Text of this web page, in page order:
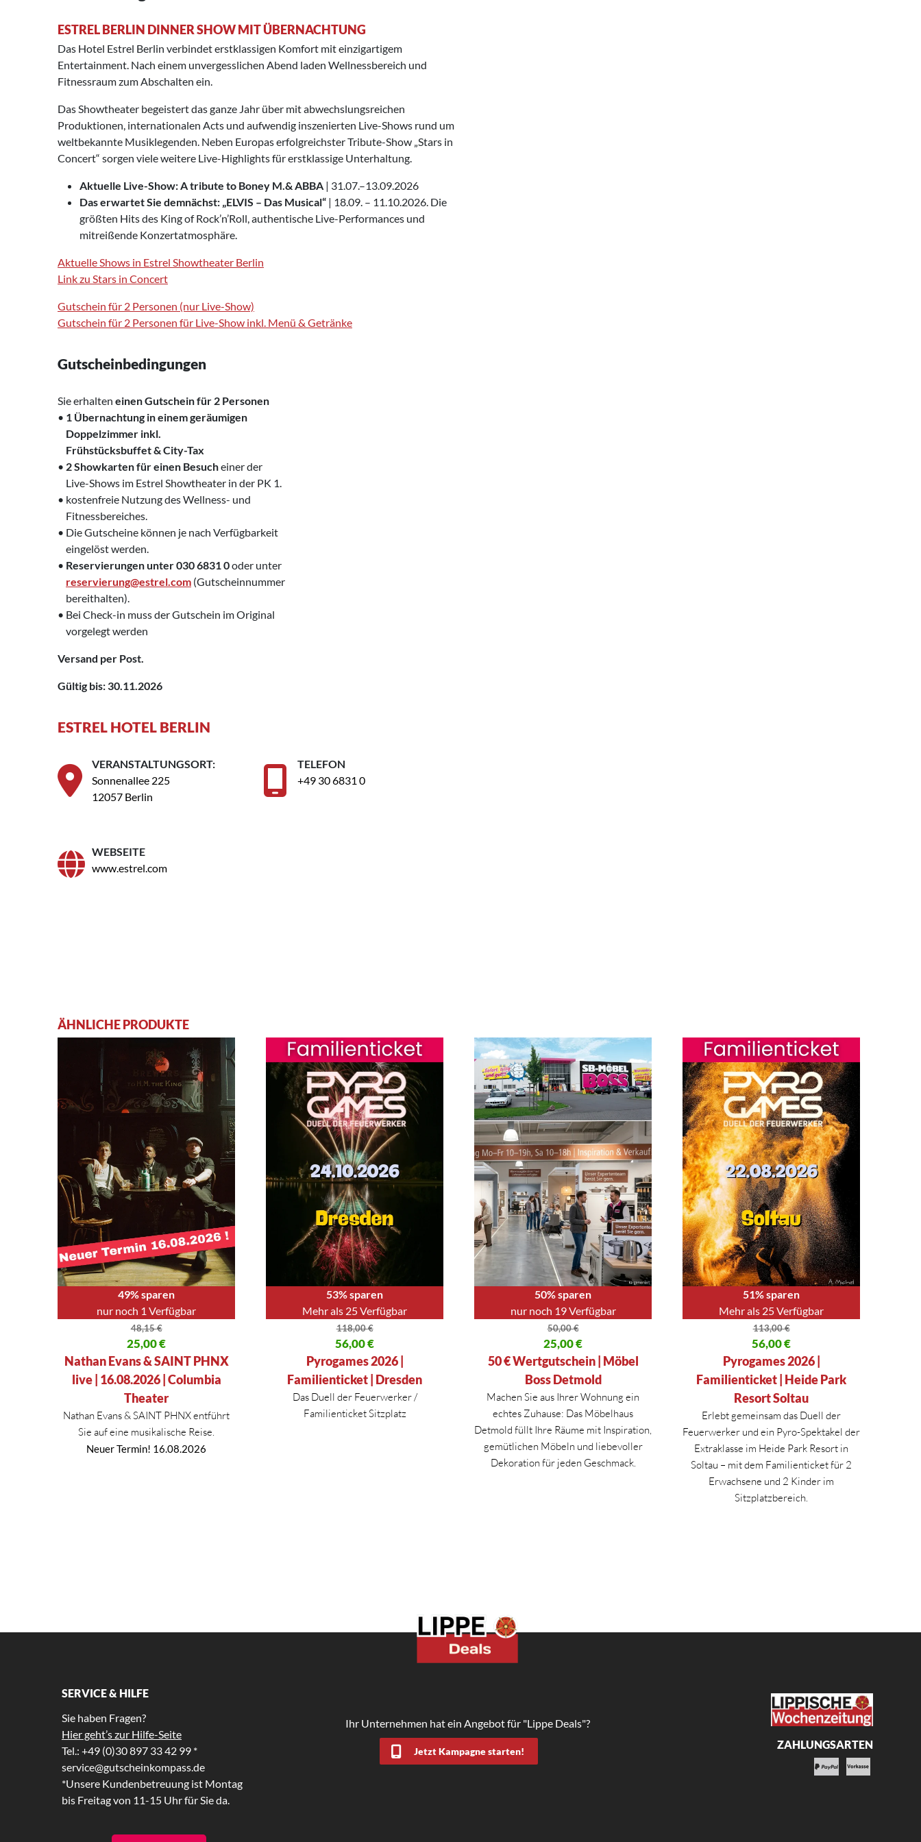
ESTREL BERLIN DINNER SHOW MIT ÜBERNACHTUNG
Das Hotel Estrel Berlin verbindet erstklassigen Komfort mit einzigartigem
Entertainment. Nach einem unvergesslichen Abend laden Wellnessbereich und
Fitnessraum zum Abschalten ein.
Das Showtheater begeistert das ganze Jahr über mit abwechslungsreichen
Produktionen, internationalen Acts und aufwendig inszenierten Live-Shows rund um
weltbekannte Musiklegenden. Neben Europas erfolgreichster Tribute-Show „Stars in
Concert“ sorgen viele weitere Live-Highlights für erstklassige Unterhaltung.
Aktuelle Live-Show:A tribute to Boney M.& ABBA | 31.07.–13.09.2026
Das erwartet Sie demnächst: „ELVIS – Das Musical“ | 18.09. – 11.10.2026. Die
größten Hits des King of Rock’n’Roll, authentische Live-Performances und
mitreißende Konzertatmosphäre.
Aktuelle Shows in Estrel Showtheater Berlin
Link zu Stars in Concert
Gutschein für 2 Personen (nur Live-Show)
Gutschein für 2 Personen für Live-Show inkl. Menü & Getränke
Gutscheinbedingungen
Sie erhalten einen Gutschein für 2 Personen
• 1 Übernachtung in einem geräumigen
‍ Doppelzimmer inkl.
‍ Frühstücksbuffet & City-Tax
• 2 Showkarten für einen Besucheiner der
‍ Live-Shows im Estrel Showtheater in der PK 1.
• kostenfreie Nutzung des Wellness- und
‍ Fitnessbereiches.
• Die Gutscheine können je nach Verfügbarkeit
‍ eingelöst werden.
• Reservierungen unter 030 6831 0oder unter
reservierung@estrel.com (Gutscheinnummer
‍ bereithalten).
• Bei Check-in muss der Gutschein im Original
‍ vorgelegt werden
Versand per Post.
Gültig bis: 30.11.2026
ESTREL HOTEL BERLIN
VERANSTALTUNGSORT:
Sonnenallee 225
12057 Berlin
TELEFON
+49 30 6831 0
WEBSEITE
www.estrel.com
ÄHNLICHE PRODUKTE
49% sparen
nur noch 1 Verfügbar
48,15€
Ursprünglicher Preis war: 48,15 €
25,00€
Aktueller Preis ist: 25,00 €.
Nathan Evans & SAINT PHNX
live | 16.08.2026 | Columbia
Theater
Nathan Evans & SAINT PHNX entführt
Sie auf eine musikalische Reise.
Neuer Termin! 16.08.2026
53% sparen
Mehr als 25 Verfügbar
118,00€
Ursprünglicher Preis war: 118,00 €
56,00€
Aktueller Preis ist: 56,00 €.
Pyrogames 2026 |
Familienticket | Dresden
Das Duell der Feuerwerker /
Familienticket Sitzplatz
50% sparen
nur noch 19 Verfügbar
50,00€
Ursprünglicher Preis war: 50,00 €
25,00€
Aktueller Preis ist: 25,00 €.
50 € Wertgutschein | Möbel
Boss Detmold
Machen Sie aus Ihrer Wohnung ein
echtes Zuhause: Das Möbelhaus
Detmold füllt Ihre Räume mit Inspiration,
gemütlichen Möbeln und liebevoller
Dekoration für jeden Geschmack.
51% sparen
Mehr als 25 Verfügbar
113,00€
Ursprünglicher Preis war: 113,00 €
56,00€
Aktueller Preis ist: 56,00 €.
Pyrogames 2026 |
Familienticket | Heide Park
Resort Soltau
Erlebt gemeinsam das Duell der
Feuerwerker und ein Pyro-Spektakel der
Extraklasse im Heide Park Resort in
Soltau – mit dem Familienticket für 2
Erwachsene und 2 Kinder im
Sitzplatzbereich.
SERVICE & HILFE
Sie haben Fragen?
Hier geht’s zur Hilfe-Seite
Tel.: +49 (0)30 897 33 42 99 *
service@gutscheinkompass.de
*Unsere Kundenbetreuung ist Montag
bis Freitag von 11-15 Uhr für Sie da.
Ihr Unternehmen hat ein Angebot für "Lippe Deals"?
Jetzt Kampagne starten!
ZAHLUNGSARTEN